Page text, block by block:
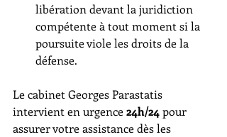
libération devant la juridiction
compétente à tout moment si la
poursuite viole les droits de la
défense.
Le cabinet Georges Parastatis
intervient en urgence 24h/24 pour
assurer votre assistance dès les